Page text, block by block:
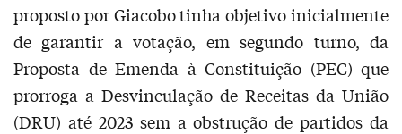
proposto por Giacobo tinha objetivo inicialmente
de garantir a votação, em segundo turno, da
Proposta de Emenda à Constituição (PEC) que
prorroga a Desvinculação de Receitas da União
(DRU) até 2023 sem a obstrução de partidos da